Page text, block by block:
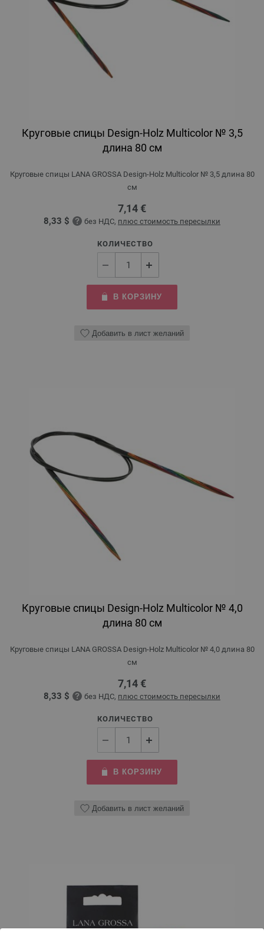
Круговые спицы Design-Holz Multicolor № 3,5
длина 80 см
Круговые спицы LANA GROSSA Design-Holz Multicolor № 3,5 длина 80
см
7,14 €
8,33 $ без НДС, плюс стоимость пересылки
КОЛИЧЕСТВО
В КОРЗИНУ
Добавить в лист желаний
Круговые спицы Design-Holz Multicolor № 4,0
длина 80 см
Круговые спицы LANA GROSSA Design-Holz Multicolor № 4,0 длина 80
см
7,14 €
8,33 $ без НДС, плюс стоимость пересылки
КОЛИЧЕСТВО
В КОРЗИНУ
Добавить в лист желаний